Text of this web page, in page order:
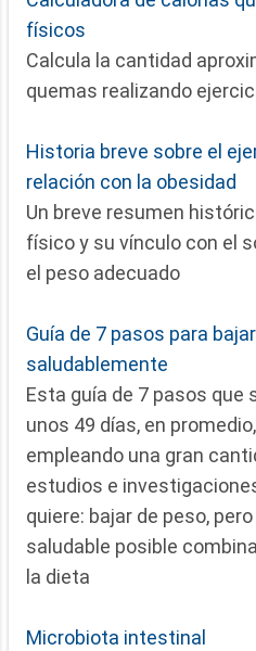
físicos
Calcula la cantidad
quemas realizando
Historia breve sobre el
relación con la obesidad
Un breve resumen
físico y su vínculo con el
el peso adecuado
Guía de 7 pasos para
saludablemente
Esta guía de 7 pasos que
unos 49 días, en
empleando una gran
estudios e
quiere: bajar de peso,
saludable posible
la dieta
Microbiota intestinal